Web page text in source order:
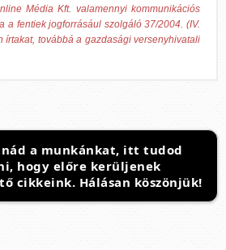
Média Kft. valamennyi kommunikációs
a fentiek jogforrásául szolgáló 37/2004. (IV.
írtakat, továbbá a gazdasági versenyhivatali
a munkánkat, itt tudod
hogy előre kerüljenek
cikkeink. Hálásan köszönjük!